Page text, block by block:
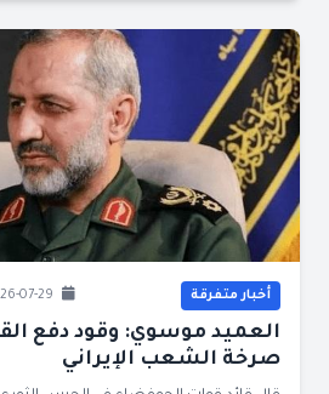
أخبار متفرقة
العميد موسوي: وقود دفع
صرخة الشعب الإيراني